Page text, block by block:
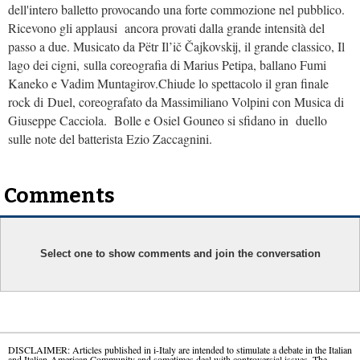
dell'intero balletto provocando una forte commozione nel pubblico.
Ricevono gli applausi ancora provati dalla grande intensità del
passo a due. Musicato da Pëtr Il’ič Čajkovskij, il grande classico, Il
lago dei cigni, sulla coreografia di Marius Petipa, ballano Fumi
Kaneko e Vadim Muntagirov.Chiude lo spettacolo il gran finale
rock di Duel, coreografato da Massimiliano Volpini con Musica di
Giuseppe Cacciola. Bolle e Osiel Gouneo si sfidano in duello
sulle note del batterista Ezio Zaccagnini.
Comments
Select one to show comments and join the conversation
DISCLAIMER: Articles published in i-Italy are intended to stimulate a debate in the Italian